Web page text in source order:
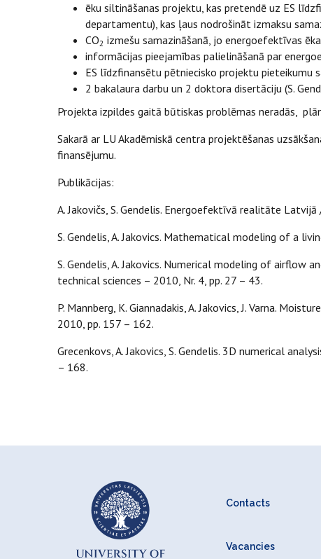
ēku siltināšanas projektu, kas pretendē uz ES
departamentu), kas ļaus nodrošināt izmaksu
CO2 izmešu samazināšanā, jo energoefektīvas
informācijas pieejamības palielināšanā par
ES līdzfinansētu pētniecisko projektu
2 bakalaura darbu un 2 doktora disertāciju (S.
Projekta izpildes gaitā būtiskas problēmas neradās,
Sakarā ar LU Akadēmiskā centra projektēšanas
finansējumu.
Publikācijas:
A. Jakovičs, S. Gendelis. Energoefektīvā realitāte
S. Gendelis, A. Jakovics. Mathematical modeling of a
S. Gendelis, A. Jakovics. Numerical modeling of
technical sciences – 2010, Nr. 4, pp. 27 – 43.
P. Mannberg, K. Giannadakis, A. Jakovics, J. Varna.
2010, pp. 157 – 162.
Grecenkovs, A. Jakovics, S. Gendelis. 3D numerical
– 168.
Contacts
Vacancies